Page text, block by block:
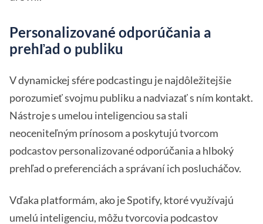
Personalizované odporúčania a
prehľad o publiku
V dynamickej sfére podcastingu je najdôležitejšie
porozumieť svojmu publiku a nadviazať s ním kontakt.
Nástroje s umelou inteligenciou sa stali
neoceniteľným prínosom a poskytujú tvorcom
podcastov personalizované odporúčania a hlboký
prehľad o preferenciách a správaní ich poslucháčov.
Vďaka platformám, ako je Spotify, ktoré využívajú
umelú inteligenciu, môžu tvorcovia podcastov